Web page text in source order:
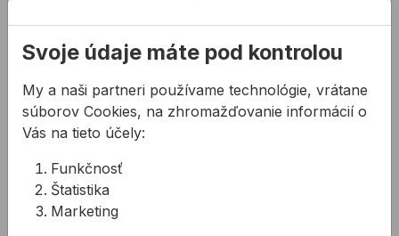
Merania a dokumentácie
s laserom STABILA
LD250 BT sú veľmi
jednoduché
132,95 €/
132,95€ s DPH
Na sklade
Rotačný laser
dielny SET
Rotačný laser STABILA
LAR160.
Svoje údaje máte pod kontrolou
My a naši partneri používame technológie, vrátane
súborov Cookies, na zhromažďovanie informácií o
Vás na tieto účely:
Funkčnosť
Štatistika
Marketing